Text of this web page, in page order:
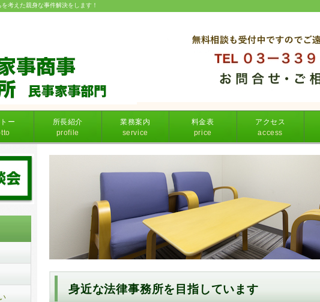
考えた親身な事件解決をします！
ー
所長紹介
profile
業務案内
service
料金表
price
アクセス
access
身近な法律事務所を目指しています